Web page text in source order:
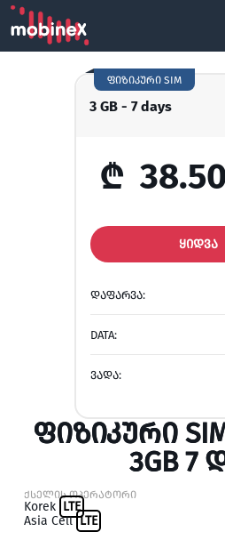
3 GB - 7 days
ფიზიკური SIM
₾ 38.50
ᲧᲘᲓᲕᲐ
ᲓᲐᲤᲐᲠᲕᲐ:
DATA:
ᲕᲐᲓᲐ:
ᲤᲘᲖᲘᲙᲣᲠᲘ
3GB 7
ქსელის ოპერატორი
Korek LTE
Asia Cell LTE